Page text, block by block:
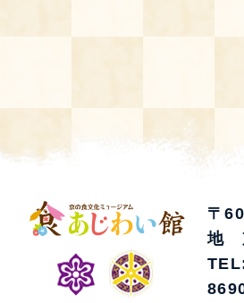
講演会付き料
〒
地